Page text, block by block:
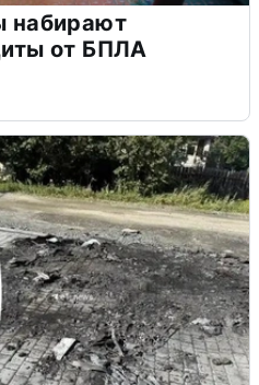
набирают
от БПЛА